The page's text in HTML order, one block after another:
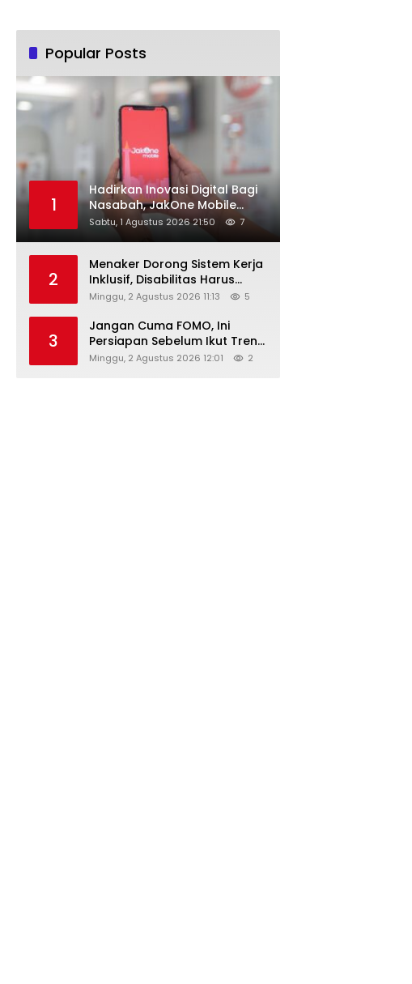
Popular Posts
1
Hadirkan Inovasi Digital Bagi
Nasabah, JakOne Mobile
Antar Bank Jakarta Sukses
Raih Digital Excellence
Sabtu, 1 Agustus 2026 21:50 7
2
Menaker Dorong Sistem Kerja
Inklusif, Disabilitas Harus
Dapat Kesempatan Setara
Minggu, 2 Agustus 2026 11:13 5
3
Jangan Cuma FOMO, Ini
Persiapan Sebelum Ikut Tren
Hyrox
Minggu, 2 Agustus 2026 12:01 2